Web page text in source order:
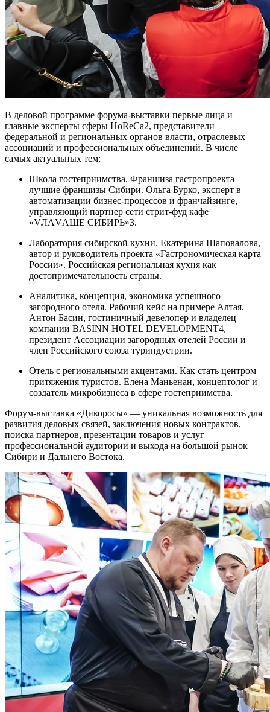
В деловой программе форума-выставки первые лица и
главные эксперты сферы HoReCa2, представители
федеральной и региональных органов власти, отраслевых
ассоциаций и профессиональных объединений. В числе
самых актуальных тем:
Школа гостеприимства. Франшиза гастропроекта —
лучшие франшизы Сибири. Ольга Бурко, эксперт в
автоматизации бизнес-процессов и франчайзинге,
управляющий партнер сети стрит-фуд кафе
«VЛАVАШЕ СИБИРЬ»3.
Лаборатория сибирской кухни. Екатерина Шаповалова,
автор и руководитель проекта «Гастрономическая карта
России». Российская региональная кухня как
достопримечательность страны.
Аналитика, концепция, экономика успешного
загородного отеля. Рабочий кейс на примере Алтая.
Антон Басин, гостиничный девелопер и владелец
компании BASINN HOTEL DEVELOPMENT4,
президент Ассоциации загородных отелей России и
член Российского союза туриндустрии.
Отель с региональными акцентами. Как стать центром
притяжения туристов. Елена Маньенан, концептолог и
создатель микробизнеса в сфере гостеприимства.
Форум-выставка «Дикоросы» — уникальная возможность для
развития деловых связей, заключения новых контрактов,
поиска партнеров, презентации товаров и услуг
профессиональной аудитории и выхода на большой рынок
Сибири и Дальнего Востока.